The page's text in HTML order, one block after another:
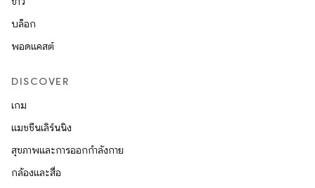
บล็อก
พอดแคสต์
DISCOVER
เกม
แมชชีนเลิร์นนิง
สุขภาพและการออกกำลังกาย
กล้องและสื่อ